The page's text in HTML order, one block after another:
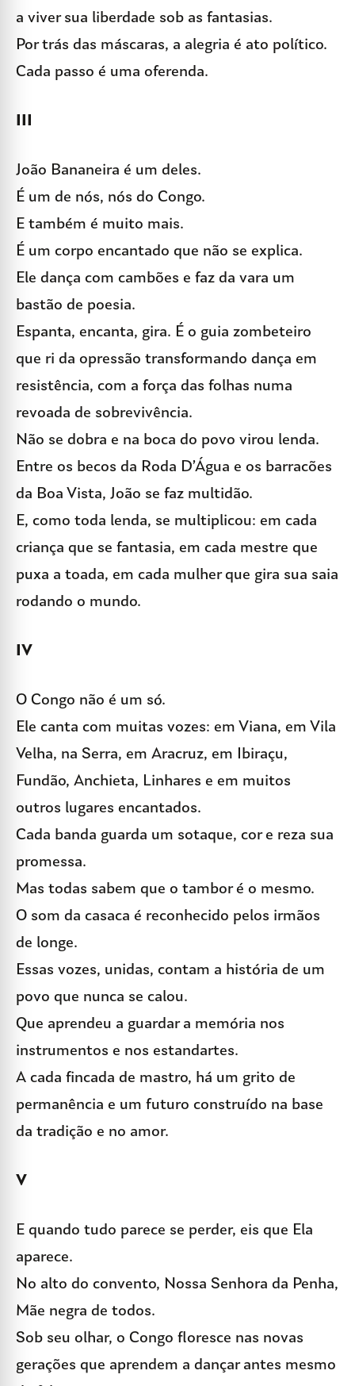
a viver sua liberdade sob as fantasias.
Por trás das máscaras, a alegria é ato político.
Cada passo é uma oferenda.
III
João Bananeira é um deles.
É um de nós, nós do Congo.
E também é muito mais.
É um corpo encantado que não se explica.
Ele dança com cambões e faz da vara um
bastão de poesia.
Espanta, encanta, gira. É o guia zombeteiro
que ri da opressão transformando dança em
resistência, com a força das folhas numa
revoada de sobrevivência.
Não se dobra e na boca do povo virou lenda.
Entre os becos da Roda D’Água e os barracões
da Boa Vista, João se faz multidão.
E, como toda lenda, se multiplicou: em cada
criança que se fantasia, em cada mestre que
puxa a toada, em cada mulher que gira sua saia
rodando o mundo.
IV
O Congo não é um só.
Ele canta com muitas vozes: em Viana, em Vila
Velha, na Serra, em Aracruz, em Ibiraçu,
Fundão, Anchieta, Linhares e em muitos
outros lugares encantados.
Cada banda guarda um sotaque, cor e reza sua
promessa.
Mas todas sabem que o tambor é o mesmo.
O som da casaca é reconhecido pelos irmãos
de longe.
Essas vozes, unidas, contam a história de um
povo que nunca se calou.
Que aprendeu a guardar a memória nos
instrumentos e nos estandartes.
A cada fincada de mastro, há um grito de
permanência e um futuro construído na base
da tradição e no amor.
V
E quando tudo parece se perder, eis que Ela
aparece.
No alto do convento, Nossa Senhora da Penha,
Mãe negra de todos.
Sob seu olhar, o Congo floresce nas novas
gerações que aprendem a dançar antes mesmo